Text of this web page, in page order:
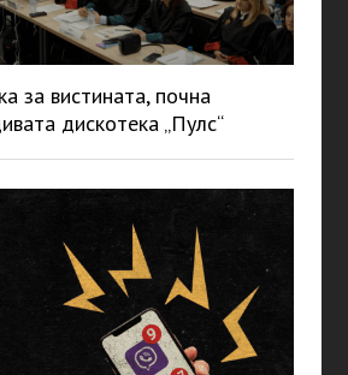
за вистината, почна
дискотека „Пулс“